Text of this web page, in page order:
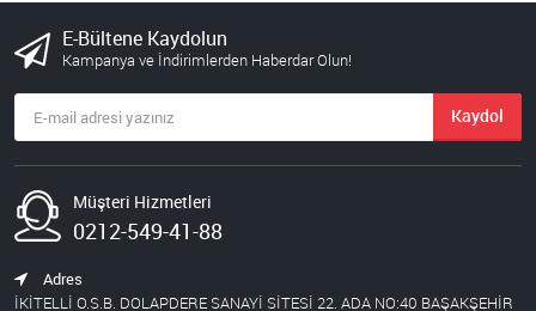
E-Bültene Kaydolun
Kampanya ve İndirimlerden Haberdar Olun!
Kaydol
Müşteri Hizmetleri
0212-549-41-88
Adres
İKİTELLİ O.S.B. DOLAPDERE SANAYİ SİTESİ 22. ADA NO:40 BAŞAKŞEHİR